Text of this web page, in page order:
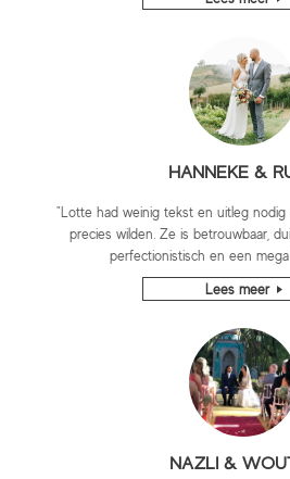
HANNEKE &
"Lotte had weinig tekst en uitleg
precies wilden. Ze is betrouwbaar,
perfectionistisch en een
Lees meer
NAZLI &